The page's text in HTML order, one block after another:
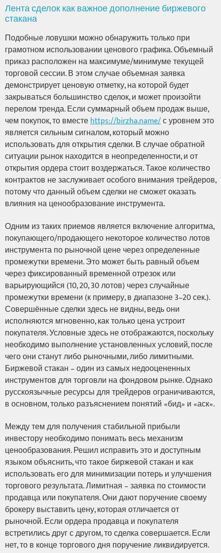
Лента сделок как важное дополнение биржевого
стакана
Подобные ловушки можно обнаружить только при
грамотном использовании ценового графика. Объемный
приказ расположен на максимуме/минимуме текущей
торговой сессии. В этом случае объемная заявка
демонстрирует ценовую отметку, на которой будет
закрываться большинство сделок, и может произойти
перелом тренда. Если суммарный объем продаж выше,
чем покупок, то вместеhttps://birzha.name/с уровнем это
является сильным сигналом, который можно
использовать для открытия сделки. В случае обратной
ситуации рынок находится в неопределенности, и от
открытия ордера стоит воздержаться. Такое количество
контрактов не заслуживает особого внимания трейдеров,
потому что данный объем сделки не сможет оказать
влияния на ценообразование инструмента.
Одним из таких приемов является включение алгоритма,
покупающего/продающего некоторое количество лотов
инструмента по рыночной цене через определенные
промежутки времени. Это может быть равный объем
через фиксированный временной отрезок или
варьирующийся (10, 20, 30 лотов) через случайные
промежутки времени (к примеру, в диапазоне 3–20 сек.).
Совершённые сделки здесь не видны, ведь они
исполняются мгновенно, как только цена устроит
покупателя. Условные здесь не отображаются, поскольку
необходимо выполнение установленных условий, после
чего они станут либо рыночными, либо лимитными.
Биржевой стакан – один из самых недооцененных
инструментов для торговли на фондовом рынке. Однако
русскоязычные ресурсы для трейдеров ограничиваются,
в основном, только разъяснением понятий «бид» и «аск».
Между тем для получения стабильной прибыли
инвестору необходимо понимать весь механизм
ценообразования. Решил исправить это и доступным
языком объяснить, что такое биржевой стакан и как
использовать его для минимизации потерь и улучшения
торгового результата. Лимитная – заявка по стоимости
продавца или покупателя. Они дают поручение своему
брокеру выставить цену, которая отличается от
рыночной. Если ордера продавца и покупателя
встретились друг с другом, то сделка совершается. Если
нет, то в конце торгового дня поручение ликвидируется.